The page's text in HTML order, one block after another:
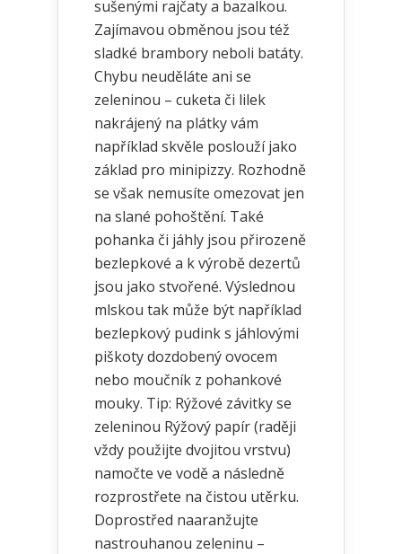
sušenými rajčaty a bazalkou.
Zajímavou obměnou jsou též
sladké brambory neboli batáty.
Chybu neuděláte ani se
zeleninou – cuketa či lilek
nakrájený na plátky vám
například skvěle poslouží jako
základ pro minipizzy. Rozhodně
se však nemusíte omezovat jen
na slané pohoštění. Také
pohanka či jáhly jsou přirozeně
bezlepkové a k výrobě dezertů
jsou jako stvořené. Výslednou
mlskou tak může být například
bezlepkový pudink s jáhlovými
piškoty dozdobený ovocem
nebo moučník z pohankové
mouky. Tip: Rýžové závitky se
zeleninou Rýžový papír (raději
vždy použijte dvojitou vrstvu)
namočte ve vodě a následně
rozprostřete na čistou utěrku.
Doprostřed naaranžujte
nastrouhanou zeleninu –